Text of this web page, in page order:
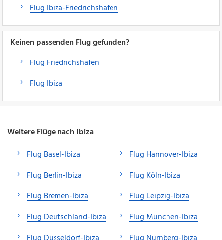
Flug Ibiza-Friedrichshafen
Keinen passenden Flug gefunden?
Flug Friedrichshafen
Flug Ibiza
Weitere Flüge nach Ibiza
Flug Basel-Ibiza
Flug Berlin-Ibiza
Flug Bremen-Ibiza
Flug Deutschland-Ibiza
Flug Hannover-Ibiza
Flug Köln-Ibiza
Flug Leipzig-Ibiza
Flug München-Ibiza